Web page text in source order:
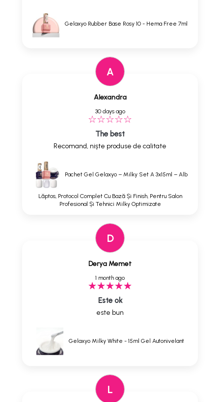
Gelaxyo Rubber Base Rosy 10 - Hema Free 7ml
A
Alexandra
30 days ago
The best
Recomand, niște produse de calitate
Pachet Gel Gelaxyo – Milky Set A 3x15ml – Alb
Lăptos, Protocol Complet Cu Bază Și Finish, Pentru Salon
Profesional Și Tehnici Milky Optimizate
D
Derya Memet
1 month ago
Este ok
este bun
Gelaxyo Milky White - 15ml Gel Autonivelant
L